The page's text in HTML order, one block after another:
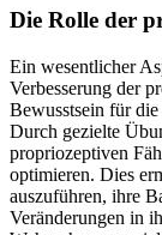
Die Rolle der
Ein wesentlicher
Verbesserung der
Bewusstsein für
Durch gezielte
propriozeptiven
optimieren. Dies
auszuführen, ihre
Veränderungen in